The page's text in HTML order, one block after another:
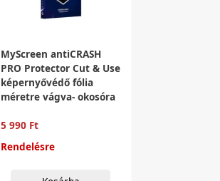
MyScreen antiCRASH
PRO Protector Cut & Use
képernyővédő fólia
méretre vágva- okosóra
5 990 Ft
Rendelésre